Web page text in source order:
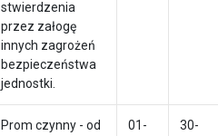
stwierdzenia
przez załogę
innych zagrożeń
bezpieczeństwa
jednostki.
Prom czynny - od
01-
30-